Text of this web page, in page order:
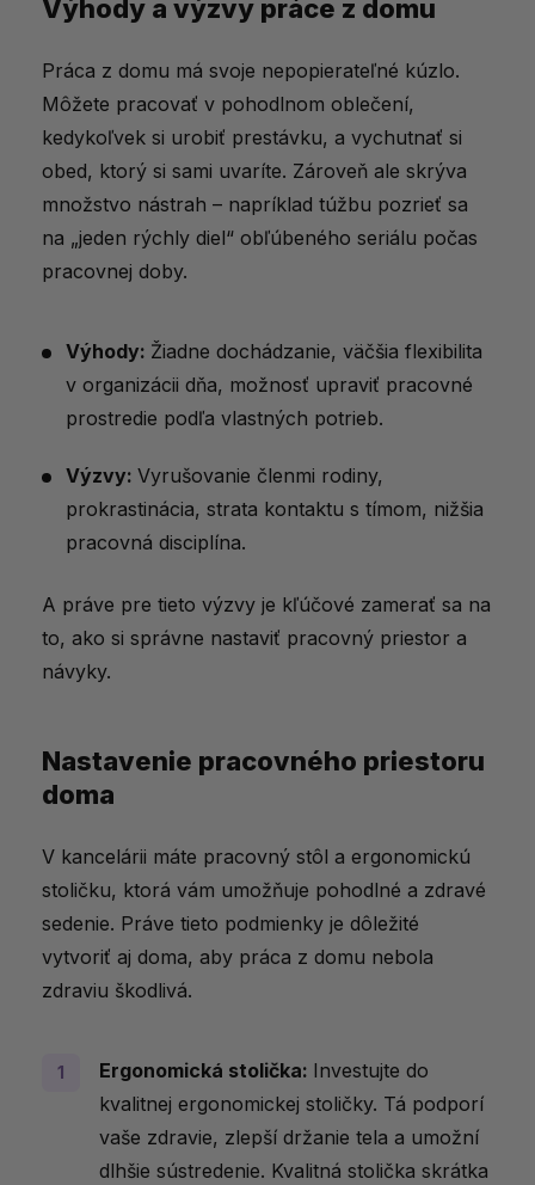
Výhody a výzvy práce z domu
Stanovenie pracovných hraníc
Ranná rutina a začiatok pracovného dňa
Plánovanie a rozvrhnutie úloh
Pauzy a odpočinok
Tipy na efektívne prestávky:
Motivácia a vyhnutie sa prokrastinácii
Podpora koncentrácie pomocou
Aké vitamíny na podporu koncentrácie u
nás nájdete?
produktivity pri práci z domu
Home office vs. kancelária – čo funguje
lepšie?
Výhody a výzvy práce z domu
Práca z domu má svoje nepopierateľné kúzlo.
Môžete pracovať v pohodlnom oblečení,
kedykoľvek si urobiť prestávku, a vychutnať si
obed, ktorý si sami uvaríte. Zároveň ale skrýva
množstvo nástrah – napríklad túžbu pozrieť sa
na „jeden rýchly diel“ obľúbeného seriálu počas
pracovnej doby.
Výhody: Žiadne dochádzanie, väčšia flexibilita
v organizácii dňa, možnosť upraviť pracovné
prostredie podľa vlastných potrieb.
Výzvy: Vyrušovanie členmi rodiny,
prokrastinácia, strata kontaktu s tímom, nižšia
pracovná disciplína.
A práve pre tieto výzvy je kľúčové zamerať sa na
to, ako si správne nastaviť pracovný priestor a
návyky.
Nastavenie pracovného priestoru
doma
V kancelárii máte pracovný stôl a ergonomickú
stoličku, ktorá vám umožňuje pohodlné a zdravé
sedenie. Práve tieto podmienky je dôležité
vytvoriť aj doma, aby práca z domu nebola
zdraviu škodlivá.
Ergonomická stolička: Investujte do
kvalitnej ergonomickej stoličky. Tá podporí
vaše zdravie, zlepší držanie tela a umožní
dlhšie sústredenie. Kvalitná stolička skrátka